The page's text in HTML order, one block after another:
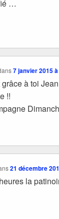
…
7 janvier 2015
grâce à toi
!!
21 décembre
la